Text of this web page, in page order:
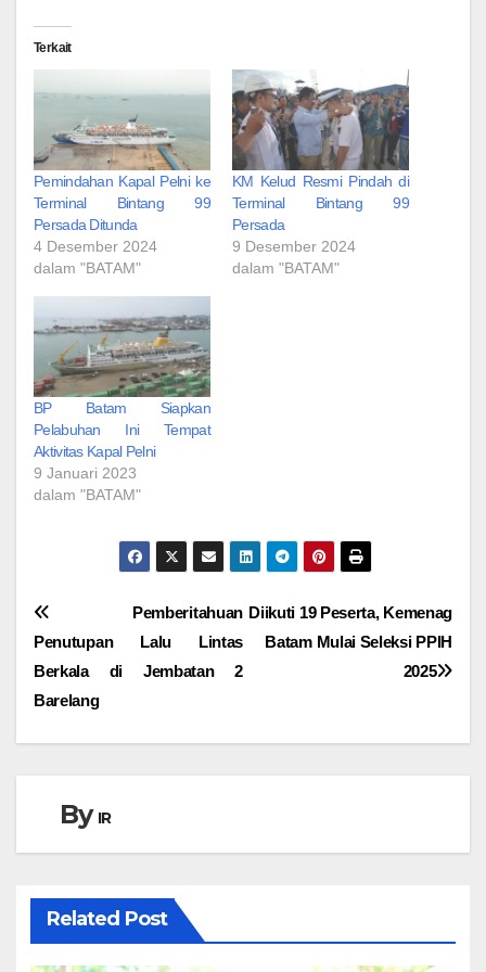
Terkait
Pemindahan Kapal Pelni ke
Terminal Bintang 99
Persada Ditunda
4 Desember 2024
dalam "BATAM"
KM Kelud Resmi Pindah di
Terminal Bintang 99
Persada
9 Desember 2024
dalam "BATAM"
BP Batam Siapkan
Pelabuhan Ini Tempat
Aktivitas Kapal Pelni
9 Januari 2023
dalam "BATAM"
Navigasi
pos
Diikuti 19 Peserta, Kemenag
Batam Mulai Seleksi PPIH
2025
Pemberitahuan
Penutupan Lalu Lintas
Berkala di Jembatan 2
Barelang
By IR
Related Post